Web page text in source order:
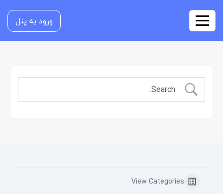
ورود به پنل
View Categories